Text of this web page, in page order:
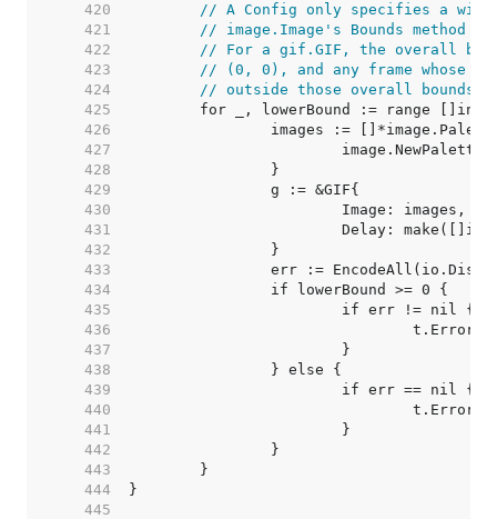
   420
// A Config only specifies a
   421
// image.Image's Bounds method
   422
// For a gif.GIF, the overall
   423
// (0, 0), and any frame whose
   424
// outside those overall bounds,
   425
   426
   427
   428
   429
   430
   431
   432
   433
   434
   435
   436
   437
   438
   439
   440
   441
   442
   443
   444
   445